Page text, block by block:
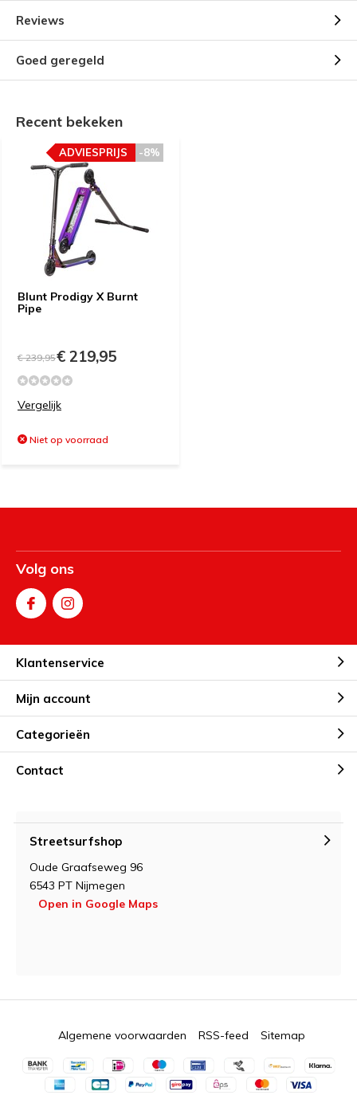
Reviews
Goed geregeld
Recent bekeken
Blunt Prodigy X Burnt
Pipe
-8%
ADVIESPRIJS
€ 239,95€ 219,95
Vergelijk
Niet op voorraad
Volg ons
Klantenservice
Mijn account
Categorieën
Contact
Streetsurfshop
Oude Graafseweg 96
6543 PT Nijmegen
Open in Google Maps
Algemene voorwaarden RSS-feed Sitemap